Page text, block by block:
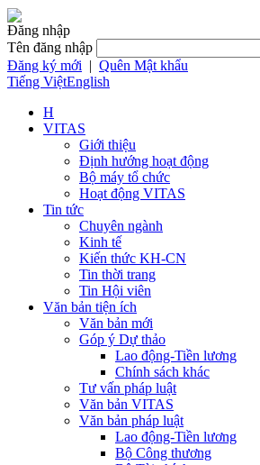
Đăng nhập
Tên đăng nhập
Đăng ký mới | Quên Mật khẩu
Tiếng ViệtEnglish
H
VITAS
Giới thiệu
Định hướng hoạt động
Bộ máy tổ chức
Hoạt động VITAS
Tin tức
Chuyên ngành
Kinh tế
Kiến thức KH-CN
Tin thời trang
Tin Hội viên
Văn bản tiện ích
Văn bản mới
Góp ý Dự thảo
Lao động-Tiền lương
Chính sách khác
Tư vấn pháp luật
Văn bản VITAS
Văn bản pháp luật
Lao động-Tiền lương
Bộ Công thương